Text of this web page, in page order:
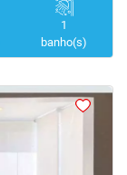
1
banho(s)